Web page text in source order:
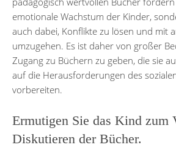
emotionale Wachstum der Kinder,
auch dabei, Konflikte zu lösen und mit
umzugehen. Es ist daher von großer
Zugang zu Büchern zu geben, die sie
auf die Herausforderungen des
vorbereiten.
Ermutigen Sie das Kind zum
Diskutieren der Bücher.